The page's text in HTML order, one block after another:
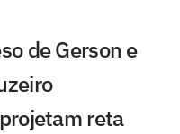
de Gerson e
reta